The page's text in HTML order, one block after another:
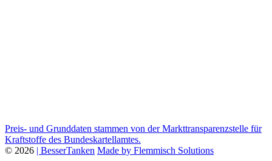
Preis- und Grunddaten stammen von der Markttransparenzstelle für
Kraftstoffe des Bundeskartellamtes.
© 2026 | BesserTanken Made by Flemmisch Solutions